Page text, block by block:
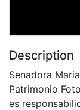
Description
Senadora
Patrimonio
es